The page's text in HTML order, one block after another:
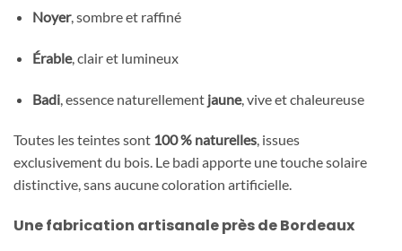
Noyer, sombre et raffiné
Érable, clair et lumineux
Badi, essence naturellement jaune, vive et chaleureuse
Toutes les teintes sont 100 % naturelles, issues
exclusivement du bois. Le badi apporte une touche solaire
distinctive, sans aucune coloration artificielle.
Une fabrication artisanale près de Bordeaux